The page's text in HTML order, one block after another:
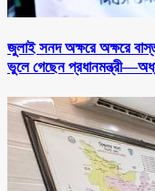
জুলাই সনদ অক্ষরে অক্ষরে
ভুলে গেছেন